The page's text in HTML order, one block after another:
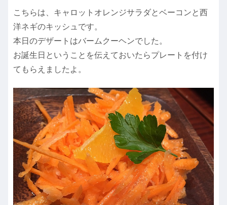
こちらは、キャロットオレンジサラダとベーコンと西
洋ネギのキッシュです。
本日のデザートはバームクーヘンでした。
お誕生日ということを伝えておいたらプレートを付け
てもらえましたよ。